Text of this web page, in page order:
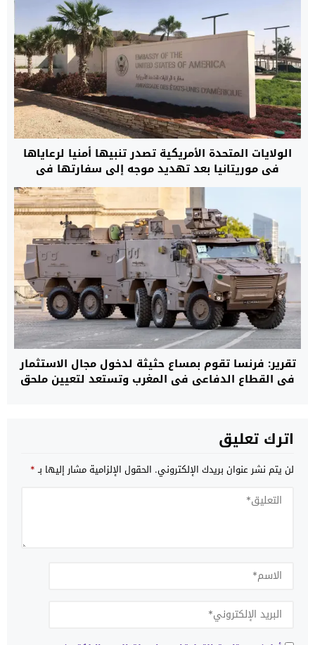
الولايات المتحدة الأمريكية تصدر تنبيها أمنيا لرعاياها
في موريتانيا بعد تهديد موجه إلى سفارتها في
نواكشوط بالهجوم على مصالحها
تقرير: فرنسا تقوم بمساع حثيثة لدخول مجال الاستثمار
في القطاع الدفاعي في المغرب وتستعد لتعيين ملحق
اترك تعليق
لن يتم نشر عنوان بريدك الإلكتروني. الحقول الإلزامية مشار إليها بـ*